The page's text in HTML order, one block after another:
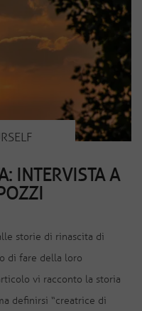
INTERVISTA A
storie di rinascita di
di fare della loro
vi racconto la storia
definirsi “creatrice di